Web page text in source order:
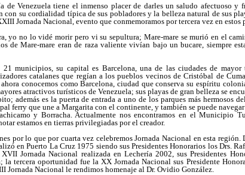
de Venezuela tiene el inmenso placer de darles un saludo afectuoso y
su cordialidad típica de sus pobladores y la belleza natural de sus
Jornada Nacional, evento que conmemoramos por tercera vez en estos
yo no lo vidé morir pero vi su sepultura; Mare-mare se murió en el
de Mare-mare eran de raza valiente vivían bajo un bucare, siempre
21 municipios, su capital es Barcelona, una de las ciudades de
catalanes que regían a los pueblos vecinos de Cristóbal de
conocemos como Barcelona, ciudad que conserva su espíritu
atractivos turísticos de Venezuela; sus playas de gran belleza se
además es la puerta de entrada a uno de los parques más hermosos
ferry que une a Margarita con el continente, y también se puede navegar
y Borracha. Actualmente nos encontramos en el Municipio
estamos en tierras privilegiadas por el creador.
por lo que por cuarta vez celebremos Jornada Nacional en esta región.
en Puerto La Cruz 1975 siendo sus Presidentes Honorarios los Drs.
Jornada Nacional realizada en Lechería 2002, sus Presidentes
la tercera oportunidad fue la XX Jornada Nacional sus Presidente
Jornada Nacional le rendimos homenaje al Dr. Ovidio González.